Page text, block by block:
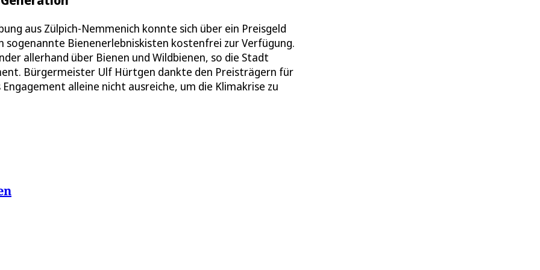
aus Zülpich-Nemmenich konnte sich über ein Preisgeld
Bienenerlebniskisten kostenfrei zur Verfügung.
allerhand über Bienen und Wildbienen, so die Stadt
Bürgermeister Ulf Hürtgen dankte den Preisträgern für
alleine nicht ausreiche, um die Klimakrise zu